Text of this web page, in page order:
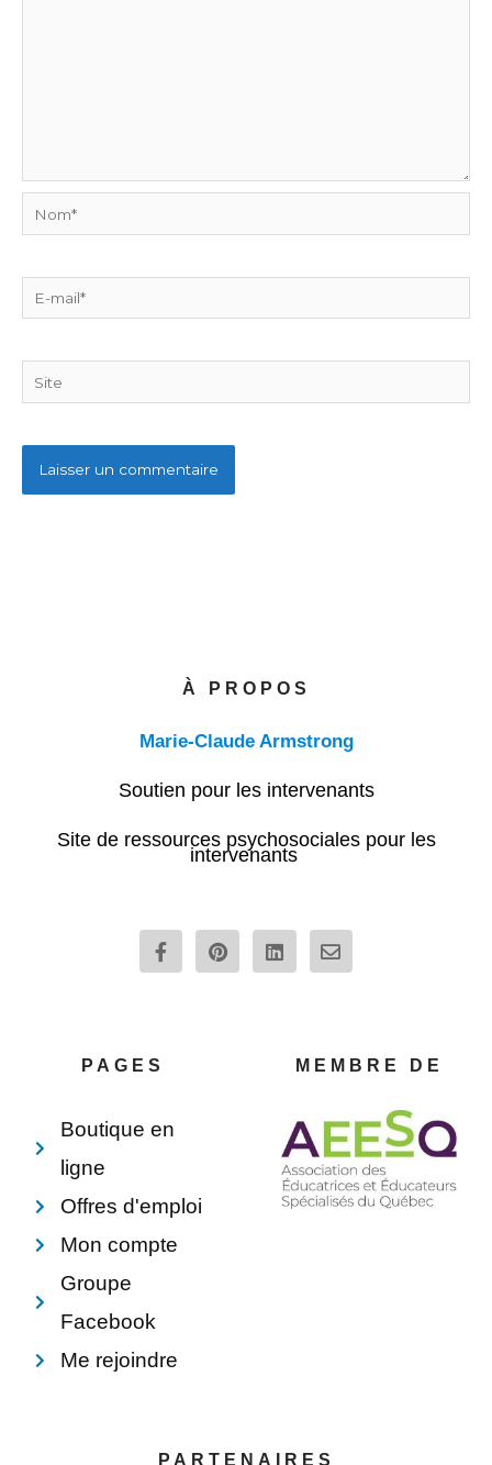
Nom*
E-
mail*
Site
À PROPOS
Marie-Claude Armstrong
Soutien pour les intervenants
Site de ressources psychosociales pour les
intervenants
F
a
c
P
i
n
L
i
n
E
n
v
p
e
PAGES
Boutique en
ligne
Offres d'emploi
Mon compte
Groupe
Facebook
Me rejoindre
MEMBRE DE
PARTENAIRES